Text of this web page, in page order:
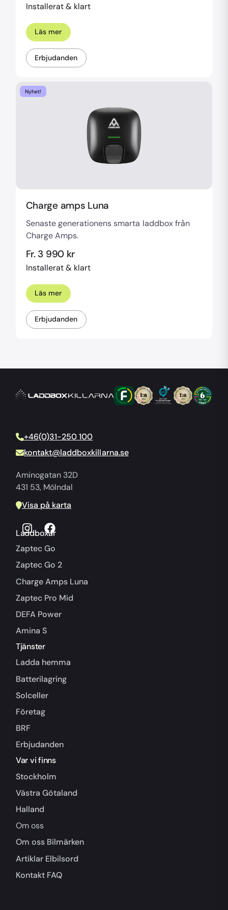
Installerat & klart
Läs mer
Erbjudanden
Nyhet!
Charge amps Luna
Senaste generationens smarta laddbox från
Charge Amps.
Fr. 3 990 kr
Installerat & klart
Läs mer
Erbjudanden
+46(0)31-250 100
kontakt@laddboxkillarna.se
Aminogatan 32D
431 53, Mölndal
Visa på karta
Laddboxar
Zaptec Go
Zaptec Go 2
Charge Amps Luna
Zaptec Pro Mid
DEFA Power
Amina S
Tjänster
Ladda hemma
Batterilagring
Solceller
Företag
BRF
Erbjudanden
Var vi finns
Stockholm
Västra Götaland
Halland
Om oss
Om oss Bilmärken
Artiklar Elbilsord
Kontakt FAQ